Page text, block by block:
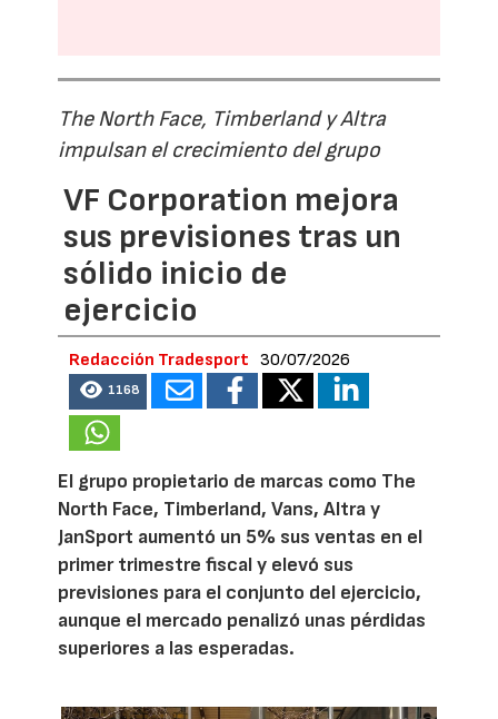
The North Face, Timberland y Altra
impulsan el crecimiento del grupo
VF Corporation mejora
sus previsiones tras un
sólido inicio de
ejercicio
Redacción Tradesport 30/07/2026
1168
El grupo propietario de marcas como The
North Face, Timberland, Vans, Altra y
JanSport aumentó un 5% sus ventas en el
primer trimestre fiscal y elevó sus
previsiones para el conjunto del ejercicio,
aunque el mercado penalizó unas pérdidas
superiores a las esperadas.